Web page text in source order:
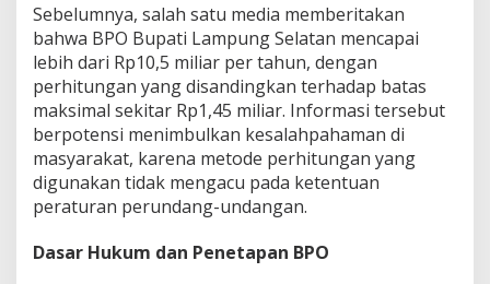
f
i
a
s
i
S
o
a
l
g
Sebelumnya, salah satu media memberitakan
bahwa BPO Bupati Lampung Selatan mencapai
lebih dari Rp10,5 miliar per tahun, dengan
perhitungan yang disandingkan terhadap batas
maksimal sekitar Rp1,45 miliar. Informasi tersebut
berpotensi menimbulkan kesalahpahaman di
masyarakat, karena metode perhitungan yang
digunakan tidak mengacu pada ketentuan
peraturan perundang-undangan.
Dasar Hukum dan Penetapan BPO